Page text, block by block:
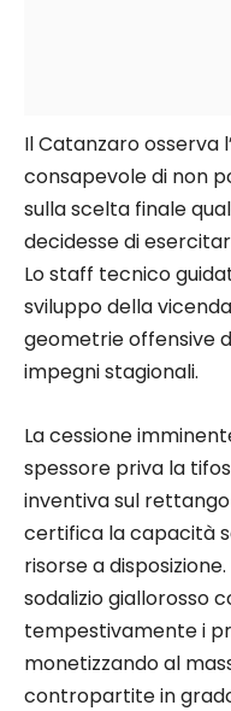
Il Catanzaro osserva
consapevole di non
sulla scelta finale
decidesse di
Lo staff tecnico
sviluppo della
geometrie offensive
impegni stagionali.
La cessione
spessore priva la
inventiva sul
certifica la capacità
risorse a
sodalizio giallorosso
tempestivamente i
monetizzando al
contropartite in